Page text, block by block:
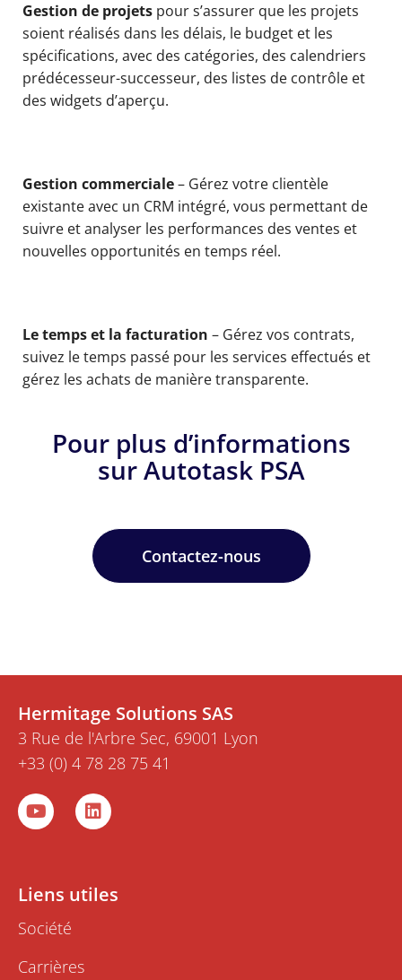
Gestion de projets pour s’assurer que les projets
soient réalisés dans les délais, le budget et les
spécifications, avec des catégories, des calendriers
prédécesseur-successeur, des listes de contrôle et
des widgets d’aperçu.
Gestion commerciale– Gérez votre clientèle
existante avec un CRM intégré, vous permettant de
suivre et analyser les performances des ventes et
nouvelles opportunités en temps réel.
Le temps et la facturation – Gérez vos contrats,
suivez le temps passé pour les services effectués et
gérez les achats de manière transparente.
Pour plus d’informations
sur Autotask PSA
Contactez-nous
Hermitage Solutions SAS
3 Rue de l'Arbre Sec, 69001 Lyon
+33 (0) 4 78 28 75 41
Y
o
u
b
e
L
i
n
d
i
Liens utiles
Société
Carrières